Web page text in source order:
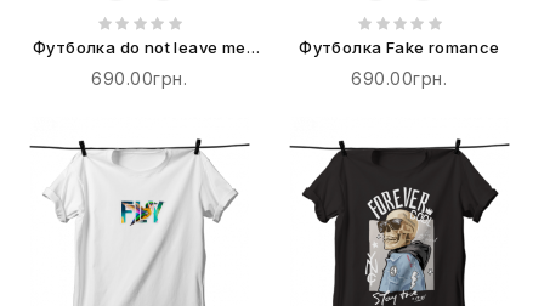
Футболка do not leave me
alone
690.00грн.
Футболка Fake romance
690.00грн.